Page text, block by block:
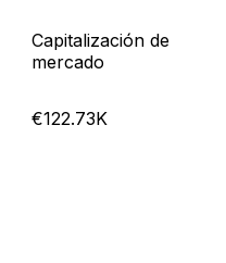
Capitalización de
mercado
€122.73K